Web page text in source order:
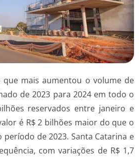
que mais aumentou o volume de
de 2023 para 2024 em todo o
reservados entre janeiro e
é R$ 2 bilhões maior do que o
de 2023. Santa Catarina e
com variações de R$ 1,7